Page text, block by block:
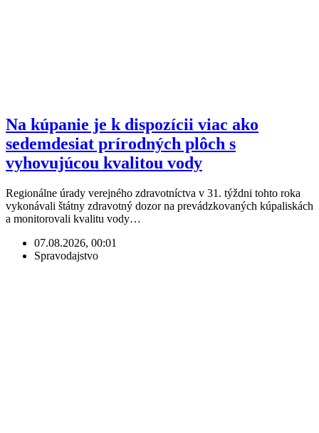
Na kúpanie je k dispozícii viac ako
sedemdesiat prírodných plôch s
vyhovujúcou kvalitou vody
Regionálne úrady verejného zdravotníctva v 31. týždni tohto roka
vykonávali štátny zdravotný dozor na prevádzkovaných kúpaliskách
a monitorovali kvalitu vody…
07.08.2026, 00:01
Spravodajstvo